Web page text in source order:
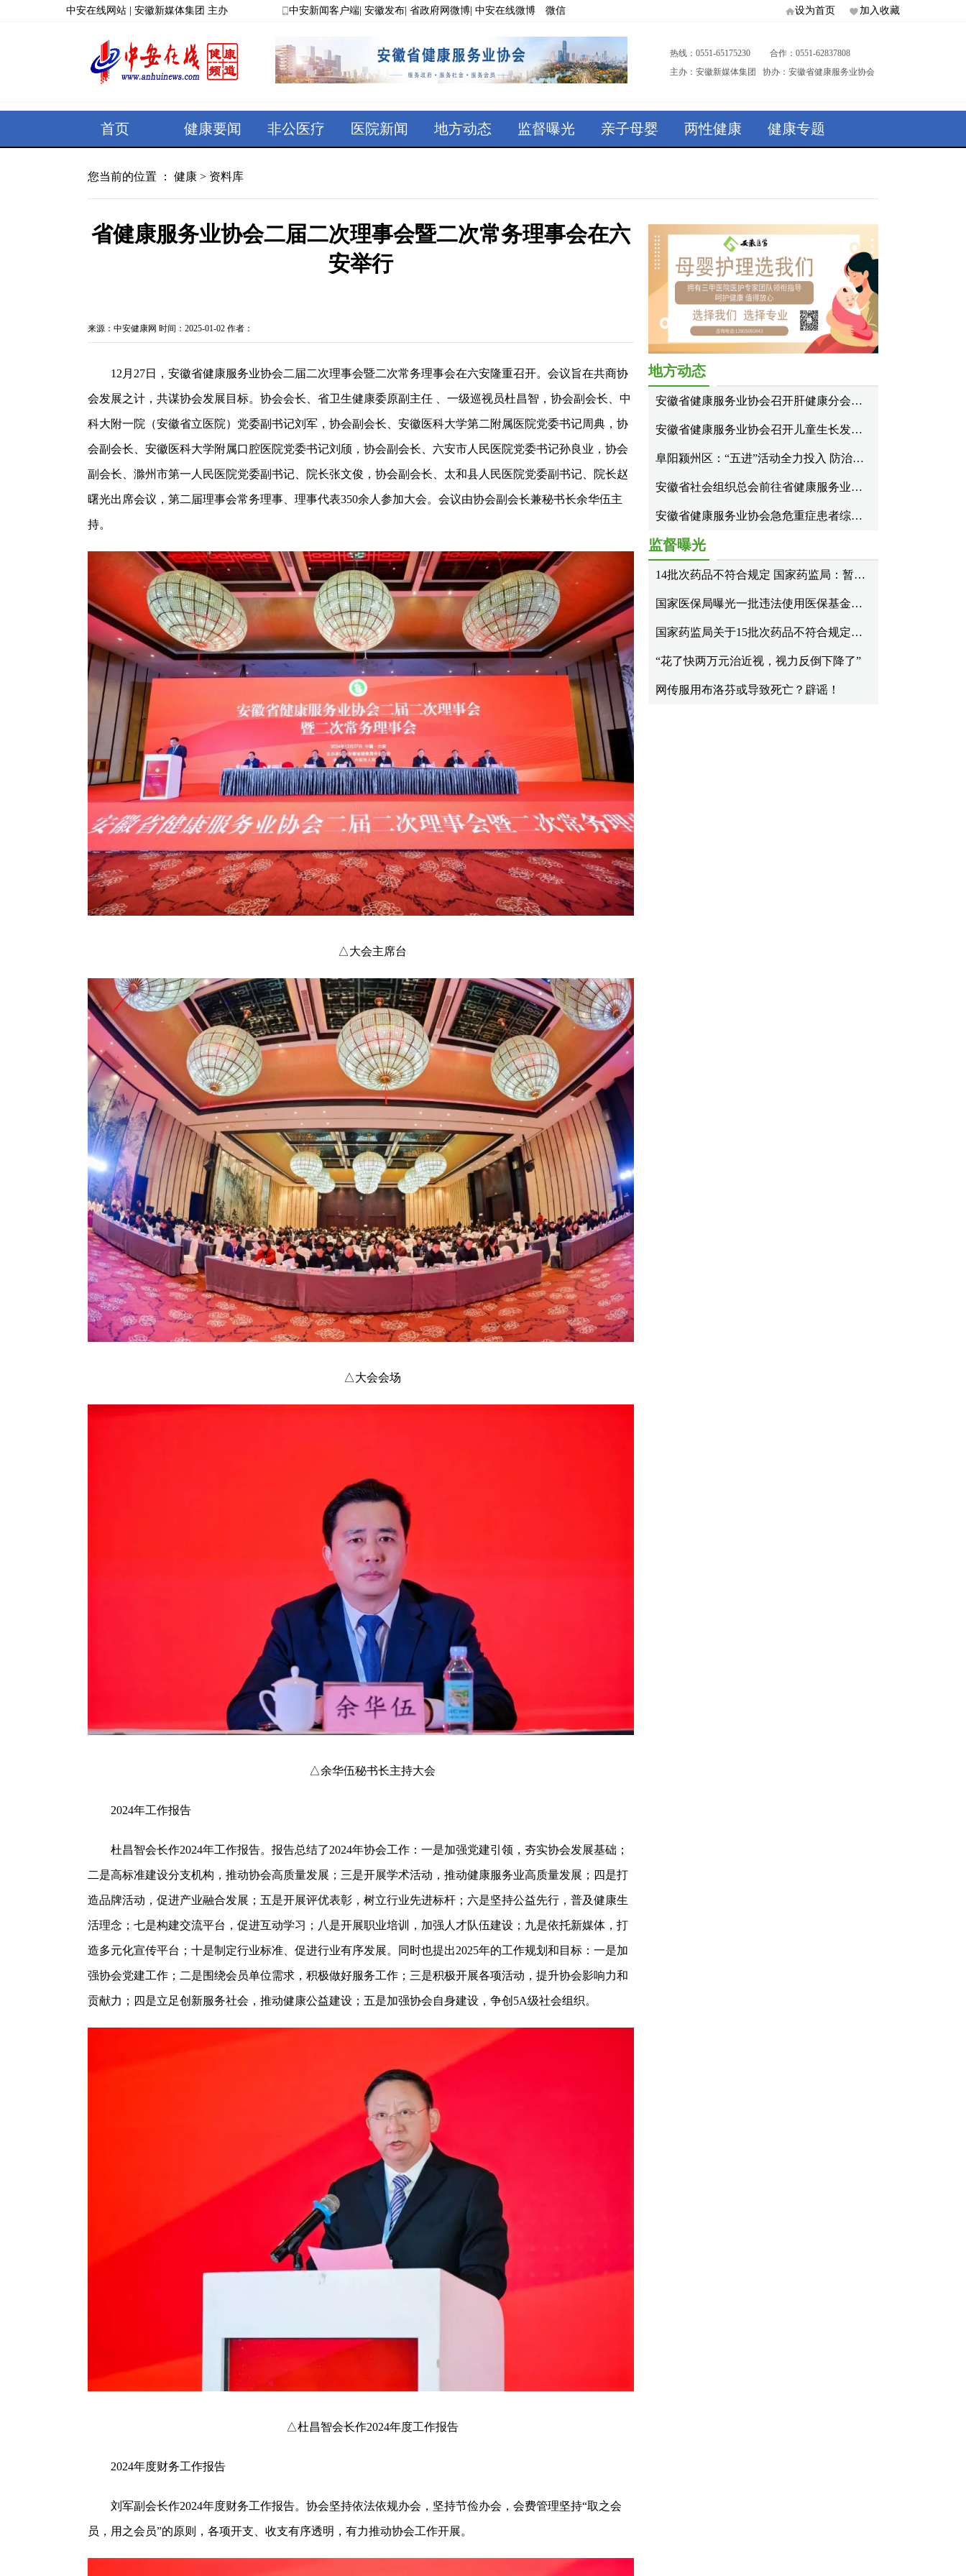
中安在线网站 安徽新媒体集团 主办 中安新闻客户端 安徽发布 省政府网微博 中安在线微博 微信 设为首页 加入收藏
热线：0551-65175230 合作：0551-62837808
主办：安徽新媒体集团 协办：安徽省健康服务业协会
首页 健康要闻 非公医疗 医院新闻 地方动态 监督曝光 亲子母婴 两性健康 健康专题
您当前的位置 ： 健康 > 资料库
省健康服务业协会二届二次理事会暨二次常务理事会在六
安举行
来源： 中安健康网 时间：2025-01-02 作者：
12月27日，安徽省健康服务业协会二届二次理事会暨二次常务理事会在六安隆重召开。会议旨在共商协
会发展之计，共谋协会发展目标。协会会长、省卫生健康委原副主任 、一级巡视员杜昌智，协会副会长、中
科大附一院（安徽省立医院）党委副书记刘军，协会副会长、安徽医科大学第二附属医院党委书记周典，协
会副会长、安徽医科大学附属口腔医院党委书记刘颀，协会副会长、六安市人民医院党委书记孙良业，协会
副会长、滁州市第一人民医院党委副书记、院长张文俊，协会副会长、太和县人民医院党委副书记、院长赵
曙光出席会议，第二届理事会常务理事、理事代表350余人参加大会。会议由协会副会长兼秘书长余华伍主
持。
△大会主席台
△大会会场
△余华伍秘书长主持大会
2024年工作报告
杜昌智会长作2024年工作报告。报告总结了2024年协会工作：一是加强党建引领，夯实协会发展基础；
二是高标准建设分支机构，推动协会高质量发展；三是开展学术活动，推动健康服务业高质量发展；四是打
造品牌活动，促进产业融合发展；五是开展评优表彰，树立行业先进标杆；六是坚持公益先行，普及健康生
活理念；七是构建交流平台，促进互动学习；八是开展职业培训，加强人才队伍建设；九是依托新媒体，打
造多元化宣传平台；十是制定行业标准、促进行业有序发展。同时也提出2025年的工作规划和目标：一是加
强协会党建工作；二是围绕会员单位需求，积极做好服务工作；三是积极开展各项活动，提升协会影响力和
贡献力；四是立足创新服务社会，推动健康公益建设；五是加强协会自身建设，争创5A级社会组织。
△杜昌智会长作2024年度工作报告
2024年度财务工作报告
刘军副会长作2024年度财务工作报告。协会坚持依法依规办会，坚持节俭办会，会费管理坚持“取之会
员，用之会员”的原则，各项开支、收支有序透明，有力推动协会工作开展。
地方动态
安徽省健康服务业协会召开肝健康分会第一届换届选举大会
安徽省健康服务业协会召开儿童生长发育分会成立大会
阜阳颍州区：“五进”活动全力投入 防治结核全民参与
安徽省社会组织总会前往省健康服务业协会调研指导
安徽省健康服务业协会急危重症患者综合救治分会成立大会顺利召开
监督曝光
14批次药品不符合规定 国家药监局：暂停销售使用、召回！
国家医保局曝光一批违法使用医保基金典型案例
国家药监局关于15批次药品不符合规定的通告
“花了快两万元治近视，视力反倒下降了”
网传服用布洛芬或导致死亡？辟谣！